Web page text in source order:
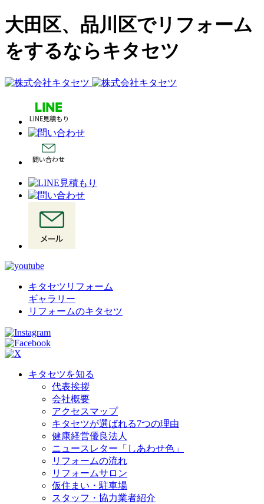
大田区、品川区でリフォーム
をするならキタセツ
キタセツリフォーム
ギャラリー
リフォームのキタセツ
キタセツを知る
代表挨拶
会社概要
アクセスマップ
キタセツが選ばれる7つの理由
健康経営優良法人
ニュースレター「しあわせ色」
リフォームの流れ
リフォームサロン
仮住まい・駐車場
スタッフ・協力業者紹介